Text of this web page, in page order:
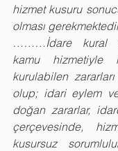
hizmet kusuru
olması
………İdare kural
kamu hizmetiyle
kurulabilen
olup; idari eylem
doğan zararlar,
çerçevesinde,
kusursuz